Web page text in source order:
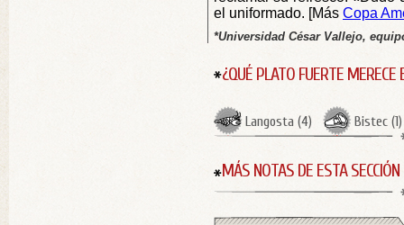
el uniformado. [Más Copa
*Universidad César Vallejo,
¿QUÉ PLATO FUERTE MERECE
Langosta (4) Bistec (1)
MÁS NOTAS DE ESTA SECCIÓN